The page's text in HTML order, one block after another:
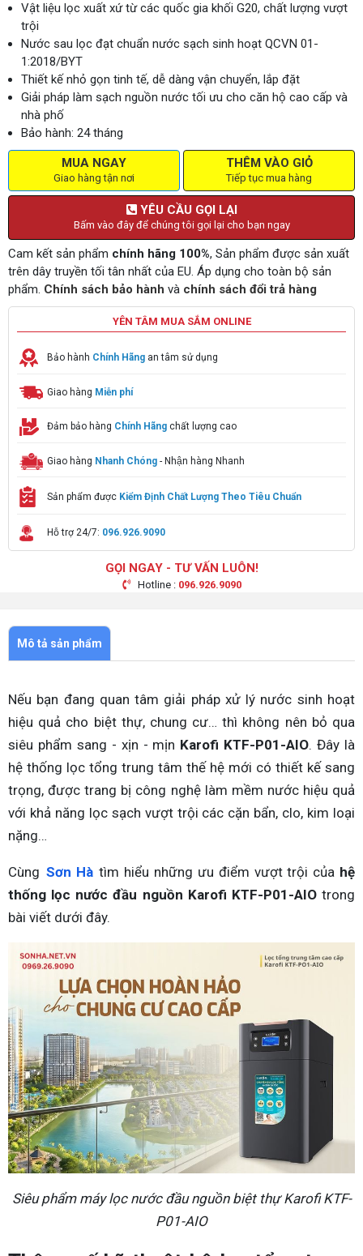
Vật liệu lọc xuất xứ từ các quốc gia khối G20, chất lượng vượt
trội
Nước sau lọc đạt chuẩn nước sạch sinh hoạt QCVN 01-
1:2018/BYT
Thiết kế nhỏ gọn tinh tế, dễ dàng vận chuyển, lắp đặt
Giải pháp làm sạch nguồn nước tối ưu cho căn hộ cao cấp và
nhà phố
Bảo hành: 24 tháng
MUA NGAY
Giao hàng tận nơi
THÊM VÀO GIỎ
Tiếp tục mua hàng
YÊU CẦU GỌI LẠI
Bấm vào đây để chúng tôi gọi lại cho bạn ngay
Cam kết sản phẩm chính hãng 100%, Sản phẩm được sản xuất
trên dây truyền tối tân nhất của EU. Áp dụng cho toàn bộ sản
phẩm. Chính sách bảo hành và chính sách đổi trả hàng
YÊN TÂM MUA SẮM ONLINE
Bảo hành Chính Hãng an tâm sử dụng
Giao hàng Miễn phí
Đảm bảo hàng Chính Hãng chất lượng cao
Giao hàng Nhanh Chóng - Nhận hàng Nhanh
Sản phẩm được Kiểm Định Chất Lượng Theo Tiêu Chuẩn
Hỗ trợ 24/7: 096.926.9090
GỌI NGAY - TƯ VẤN LUÔN!
Hotline : 096.926.9090
Mô tả sản phẩm
Nếu bạn đang quan tâm giải pháp xử lý nước sinh hoạt
hiệu quả cho biệt thự, chung cư… thì không nên bỏ qua
siêu phẩm sang - xịn - mịn Karofi KTF-P01-AIO. Đây là
hệ thống lọc tổng trung tâm thế hệ mới có thiết kế sang
trọng, được trang bị công nghệ làm mềm nước hiệu quả
với khả năng lọc sạch vượt trội các cặn bẩn, clo, kim loại
nặng…
Cùng Sơn Hà tìm hiểu những ưu điểm vượt trội của hệ
thống lọc nước đầu nguồn Karofi KTF-P01-AIOtrong
bài viết dưới đây.
Siêu phẩm máy lọc nước đầu nguồn biệt thự Karofi KTF-
P01-AIO